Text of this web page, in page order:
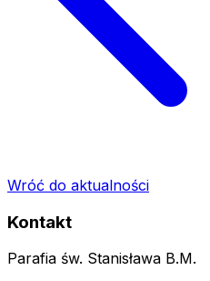
Wróć do aktualności
Kontakt
Parafia św. Stanisława B.M.